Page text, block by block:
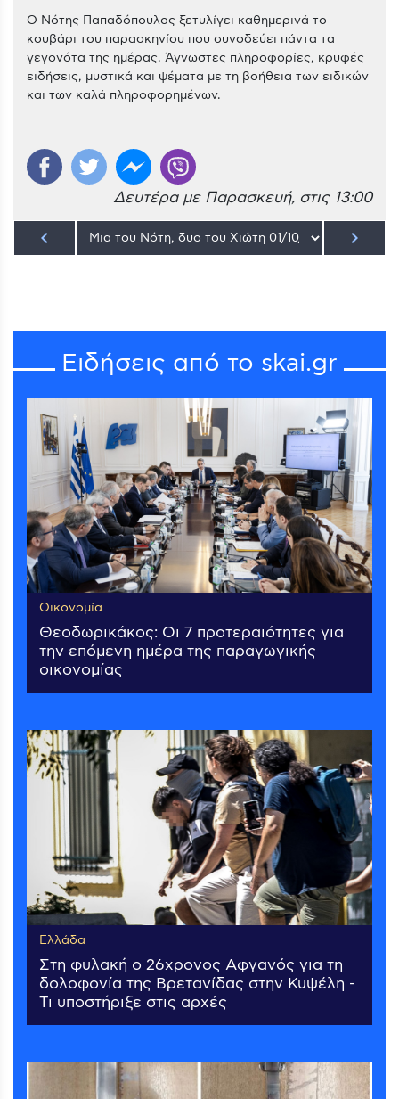
Ο Νότης Παπαδόπουλος ξετυλίγει καθημερινά το
κουβάρι του παρασκηνίου που συνοδεύει πάντα τα
γεγονότα της ημέρας. Άγνωστες πληροφορίες, κρυφές
ειδήσεις, μυστικά και ψέματα με τη βοήθεια των ειδικών
και των καλά πληροφορημένων.
Δευτέρα με Παρασκευή, στις 13:00
keyboard_arrow_left keyboard_arrow_right
Ειδήσεις από το skai.gr
Οικονομία
Θεοδωρικάκος: Οι 7 προτεραιότητες για
την επόμενη ημέρα της παραγωγικής
οικονομίας
Ελλάδα
Στη φυλακή ο 26χρονος Αφγανός για τη
δολοφονία της Βρετανίδας στην Κυψέλη -
Τι υποστήριξε στις αρχές